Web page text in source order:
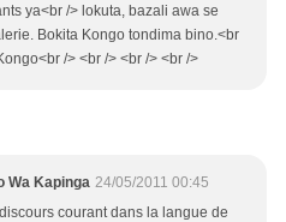
ya<br /> lokuta, bazali awa se
Bokita Kongo tondima bino.<br
/> <br /> <br /> <br />
Wa Kapinga 24/05/2011 00:45
courant dans la langue de